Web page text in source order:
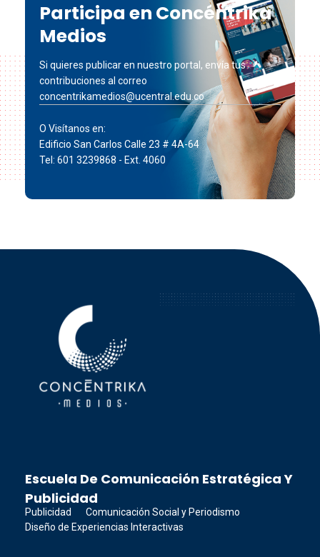
Participa en Concéntrika
Medios
Si quieres publicar en nuestro portal, envía tus
contribuciones al correo
concentrikamedios@ucentral.edu.co
O Visítanos en:
Edificio San Carlos Calle 23 # 4A-64
Tel: 601 3239868 - Ext. 4060
Escuela De Comunicación Estratégica Y
Publicidad
Publicidad
Comunicación Social y Periodismo
Diseño de Experiencias Interactivas